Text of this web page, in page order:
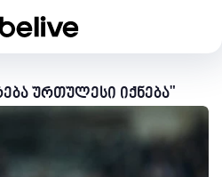
ურთულესი იქნება"